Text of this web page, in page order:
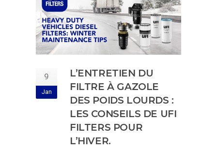
9
Jan
L’ENTRETIEN DU
FILTRE À GAZOLE
DES POIDS LOURDS :
LES CONSEILS DE UFI
FILTERS POUR
L’HIVER.